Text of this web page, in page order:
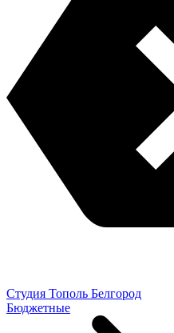
Студия Тополь Белгород
Бюджетные